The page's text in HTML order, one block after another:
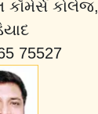
કોલેજ,
75527